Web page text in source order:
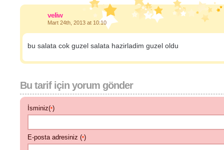
veliw
Mart 24th, 2013 at 10:10
bu salata cok guzel salata hazirladim guzel oldu
Bu tarif için yorum gönder
İsminiz(*)
E-posta adresiniz (*)